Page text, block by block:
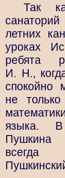
Так
летних
уроках
ребята
И. Н.,
спокойно
не
языка.
всегда